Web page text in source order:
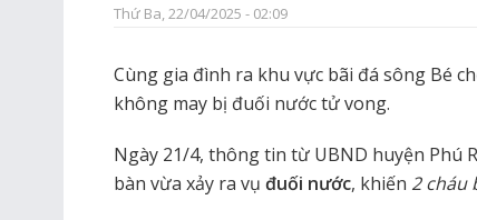
Thứ Ba, 22/04/2025 - 02:09
Cùng gia đình ra khu vực bãi đá sông Bé
không may bị đuối nước tử vong.
Ngày 21/4, thông tin từ UBND huyện Phú
bàn vừa xảy ra vụ đuối nước, khiến 2 cháu